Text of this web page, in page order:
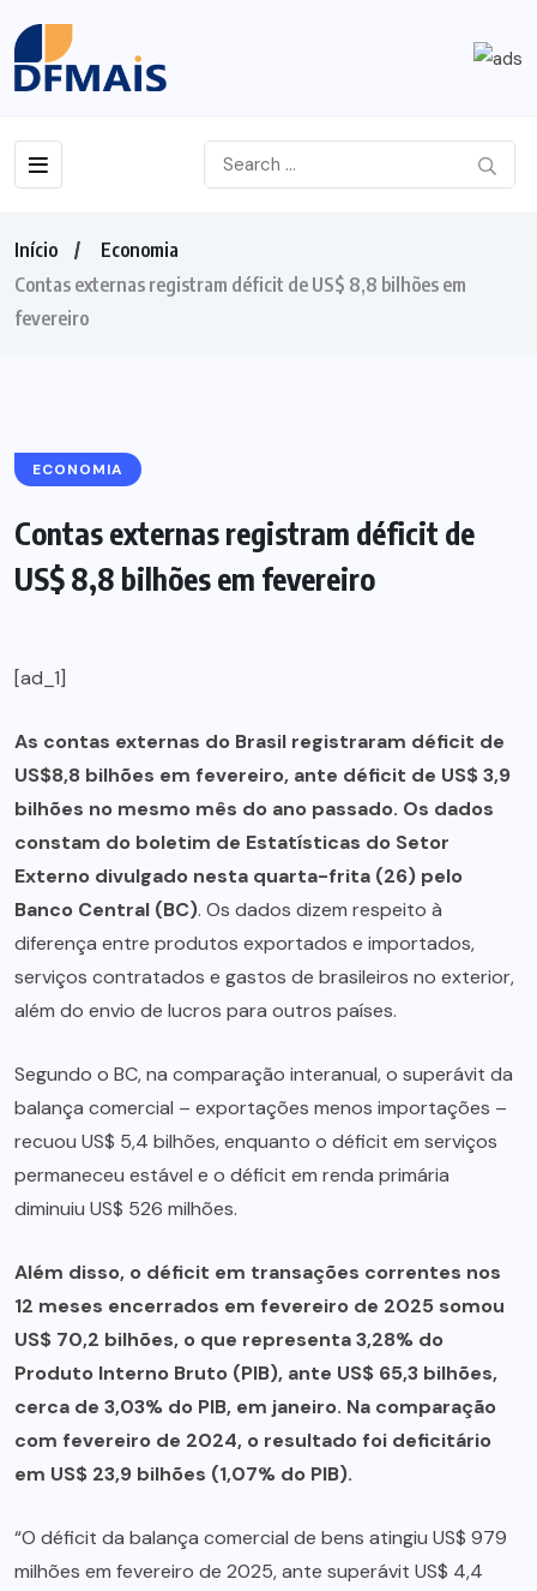
Início
Economia
Contas externas registram déficit de US$ 8,8 bilhões em
fevereiro
ECONOMIA
Contas externas registram déficit de
US$ 8,8 bilhões em fevereiro
[ad_1]
As contas externas do Brasil registraram déficit de
US$8,8 bilhões em fevereiro, ante déficit de US$ 3,9
bilhões no mesmo mês do ano passado. Os dados
constam do boletim de Estatísticas do Setor
Externo divulgado nesta quarta-frita (26) pelo
Banco Central (BC). Os dados dizem respeito à
diferença entre produtos exportados e importados,
serviços contratados e gastos de brasileiros no exterior,
além do envio de lucros para outros países.
Segundo o BC, na comparação interanual, o superávit da
balança comercial – exportações menos importações –
recuou US$ 5,4 bilhões, enquanto o déficit em serviços
permaneceu estável e o déficit em renda primária
diminuiu US$ 526 milhões.
Além disso, o déficit em transações correntes nos
12 meses encerrados em fevereiro de 2025 somou
US$ 70,2 bilhões, o que representa 3,28% do
Produto Interno Bruto (PIB), ante US$ 65,3 bilhões,
cerca de 3,03% do PIB, em janeiro. Na comparação
com fevereiro de 2024, o resultado foi deficitário
em US$ 23,9 bilhões (1,07% do PIB).
“O déficit da balança comercial de bens atingiu US$ 979
milhões em fevereiro de 2025, ante superávit US$ 4,4